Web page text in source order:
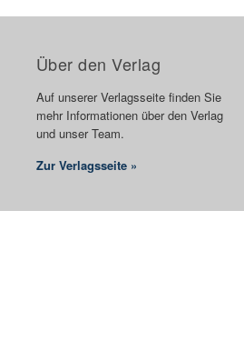
Über den Verlag
Auf unserer Verlagsseite finden Sie
mehr Informationen über den Verlag
und unser Team.
Zur Verlagsseite »